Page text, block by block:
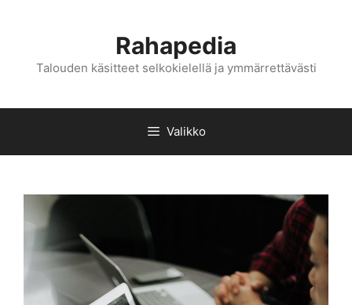
Rahapedia
Talouden käsitteet selkokielellä ja ymmärrettävästi
Valikko